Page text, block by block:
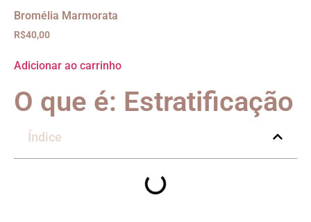
Bromélia Marmorata
R$40,00
Adicionar ao carrinho
O que é: Estratificação
Índice